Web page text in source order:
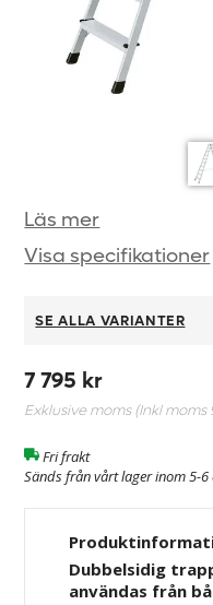
Läs mer
Visa specifikationer
SE ALLA VARIANTER
7 795 kr
Exklusive moms (Inkl moms
Fri frakt
Sänds från vårt lager inom 5-
Dubbelsidig
användas från